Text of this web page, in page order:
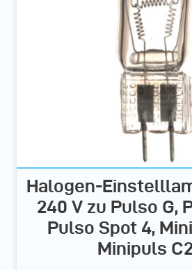
Halogen-
240 V zu Pulso G,
Pulso Spot 4,
Minipuls